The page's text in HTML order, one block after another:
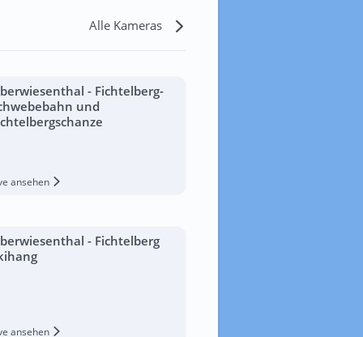
Alle Kameras
- Fichtelberg-
und
ansehen
- Fichtelberg
ansehen